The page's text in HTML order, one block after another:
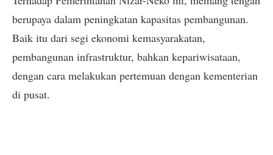
berupaya dalam peningkatan kapasitas pembangunan.
Baik itu dari segi ekonomi kemasyarakatan,
pembangunan infrastruktur, bahkan kepariwisataan,
dengan cara melakukan pertemuan dengan kementerian
di pusat.